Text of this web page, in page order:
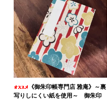
《御朱印帳専門店 雅庵》～裏
写りしにくい紙を使用～ 御朱印